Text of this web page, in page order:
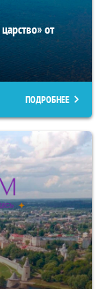
от
ПОДРОБНЕЕ